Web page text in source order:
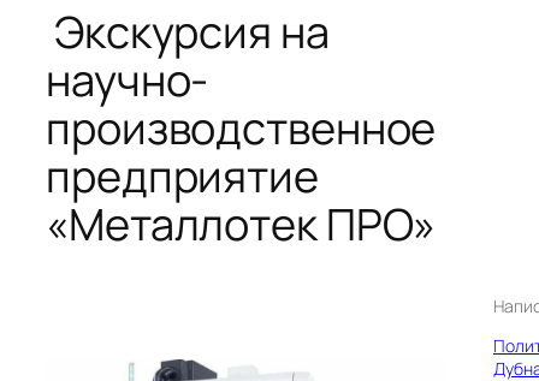
Экскурсия на
научно-
производственное
предприятие
«Металлотек ПРО»